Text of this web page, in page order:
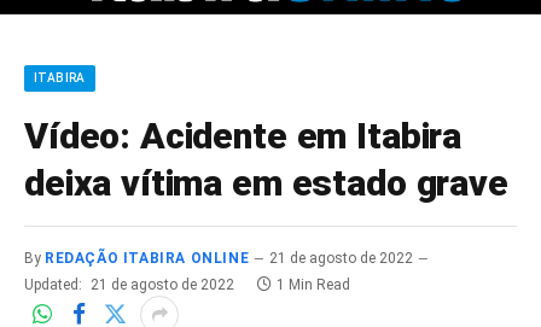
ITABIRA
Vídeo: Acidente em Itabira
deixa vítima em estado grave
By REDAÇÃO ITABIRA ONLINE
21 de agosto de 2022
Updated:
21 de agosto de 2022 1 Min Read